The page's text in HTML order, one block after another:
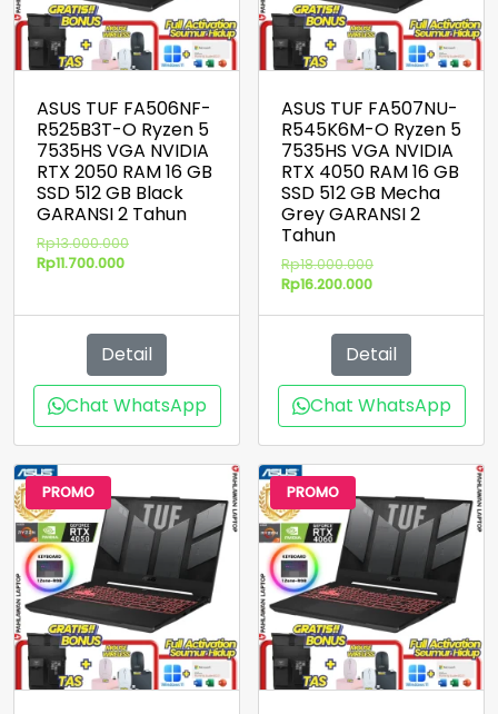
ASUS TUF FA506NF-
R525B3T-O Ryzen 5
7535HS VGA NVIDIA
RTX 2050 RAM 16 GB
SSD 512 GB Black
GARANSI 2 Tahun
Rp13.000.000Harga
Rp11.700.000Harga
adalah:
Rp11.700.000.
Detail
Chat WhatsApp
ASUS TUF FA507NU-
R545K6M-O Ryzen 5
7535HS VGA NVIDIA
RTX 4050 RAM 16 GB
SSD 512 GB Mecha
Grey GARANSI 2
Tahun
Rp18.000.000Harga
Rp16.200.000Harga
adalah:
Rp16.200.000.
Detail
Chat WhatsApp
PROMO PROMO